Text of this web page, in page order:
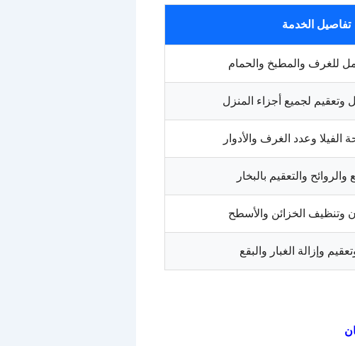
تفاصيل الخدمة
للغرف والمطبخ والحمام
لجميع أجزاء المنزل
وعدد الغرف والأدوار
والروائح والتعقيم بالبخار
وتنظيف الخزائن والأسطح
وإزالة الغبار والبقع